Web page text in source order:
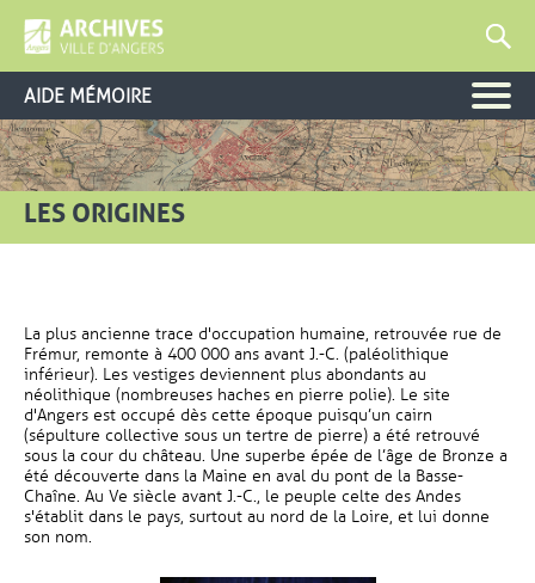
AIDE MÉMOIRE
LES ORIGINES
La plus ancienne trace d'occupation humaine, retrouvée rue de
Frémur, remonte à 400 000 ans avant J.-C. (paléolithique
inférieur). Les vestiges deviennent plus abondants au
néolithique (nombreuses haches en pierre polie). Le site
d'Angers est occupé dès cette époque puisqu’un cairn
(sépulture collective sous un tertre de pierre) a été retrouvé
sous la cour du château. Une superbe épée de l’âge de Bronze a
été découverte dans la Maine en aval du pont de la Basse-
Chaîne. Au Ve siècle avant J.-C., le peuple celte des Andes
s'établit dans le pays, surtout au nord de la Loire, et lui donne
son nom.